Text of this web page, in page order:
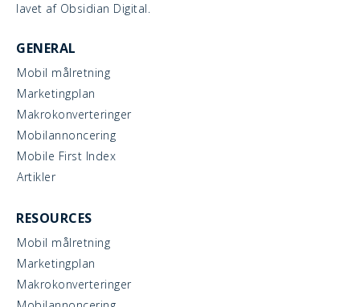
lavet af Obsidian Digital.
GENERAL
Mobil målretning
Marketingplan
Makrokonverteringer
Mobilannoncering
Mobile First Index
Artikler
RESOURCES
Mobil målretning
Marketingplan
Makrokonverteringer